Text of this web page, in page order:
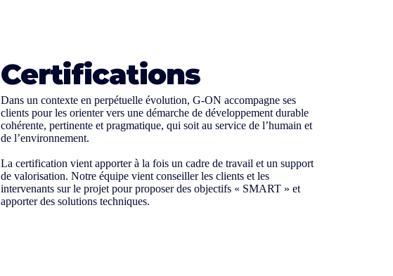
Certifications
Dans un contexte en perpétuelle évolution, G-ON accompagne ses
clients pour les orienter vers une démarche de développement durable
cohérente, pertinente et pragmatique, qui soit au service de l’humain et
de l’environnement.
La certification vient apporter à la fois un cadre de travail et un support
de valorisation. Notre équipe vient conseiller les clients et les
intervenants sur le projet pour proposer des objectifs « SMART » et
apporter des solutions techniques.